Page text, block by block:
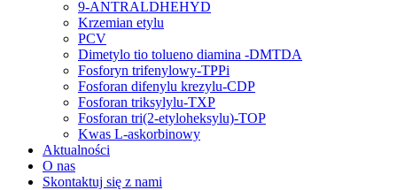
9-ANTRALDHEHYD
Krzemian etylu
PCV
Dimetylo tio tolueno diamina -DMTDA
Fosforyn trifenylowy-TPPi
Fosforan difenylu krezylu-CDP
Fosforan triksylylu-TXP
Fosforan tri(2-etyloheksylu)-TOP
Kwas L-askorbinowy
Aktualności
O nas
Skontaktuj się z nami